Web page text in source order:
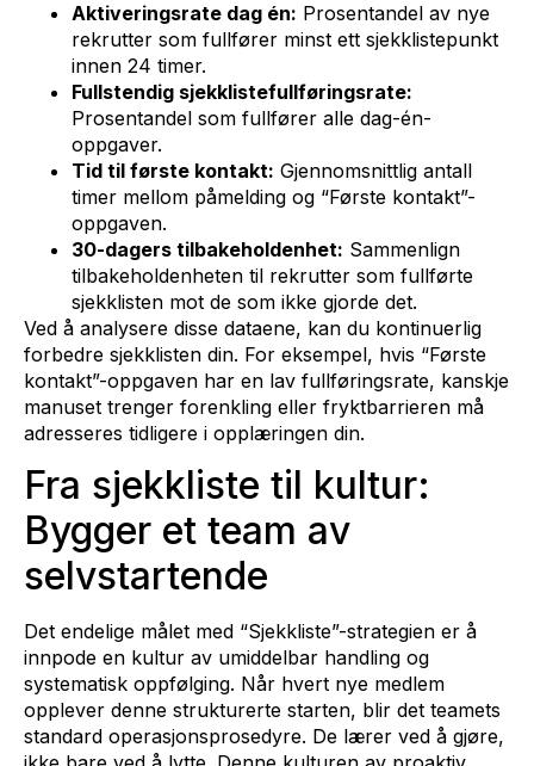
Aktiveringsrate dag én: Prosentandel av nye
rekrutter som fullfører minst ett sjekklistepunkt
innen 24 timer.
Fullstendig sjekklistefullføringsrate:
Prosentandel som fullfører alle dag-én-
oppgaver.
Tid til første kontakt: Gjennomsnittlig antall
timer mellom påmelding og “Første kontakt”-
oppgaven.
30-dagers tilbakeholdenhet: Sammenlign
tilbakeholdenheten til rekrutter som fullførte
sjekklisten mot de som ikke gjorde det.
Ved å analysere disse dataene, kan du kontinuerlig
forbedre sjekklisten din. For eksempel, hvis “Første
kontakt”-oppgaven har en lav fullføringsrate, kanskje
manuset trenger forenkling eller fryktbarrieren må
adresseres tidligere i opplæringen din.
Fra sjekkliste til kultur:
Bygger et team av
selvstartende
Det endelige målet med “Sjekkliste”-strategien er å
innpode en kultur av umiddelbar handling og
systematisk oppfølging. Når hvert nye medlem
opplever denne strukturerte starten, blir det teamets
standard operasjonsprosedyre. De lærer ved å gjøre,